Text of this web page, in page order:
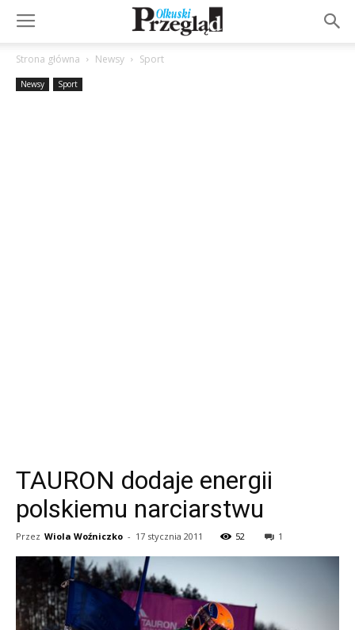
Strona główna Newsy Sport
Newsy Sport
TAURON dodaje energii
polskiemu narciarstwu
Przez Wiola Woźniczko - 17 stycznia 2011 52 1